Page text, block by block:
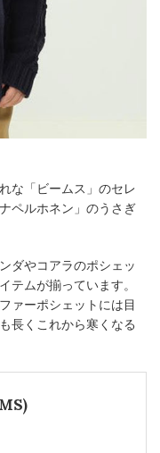
な「ビームス」のセレ
ペルホネン」のうさぎ
ダやコアラのポシェッ
テムが揃っています。
ァーポシェットには目
長くこれから寒くなる